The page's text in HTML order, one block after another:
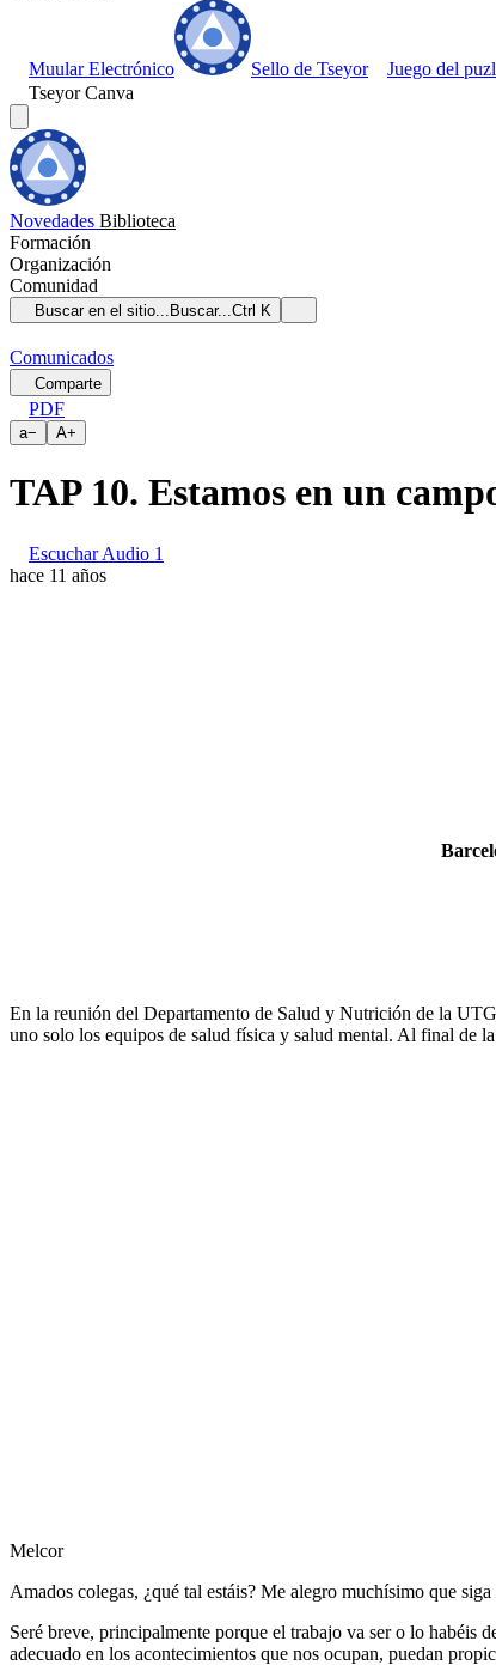
Muular Electrónico Sello de Tseyor
Juego del
Tseyor Canva
Novedades Biblioteca
Formación
Organización
Comunidad
Buscar en el sitio... Buscar...Ctrl K
Comunicados
Comparte
PDF
a− A+
TAP 10. Estamos en un
Escuchar Audio 1
hace 11 años
En la reunión del Departamento de Salud y Nutrición de la
uno solo los equipos de salud física y salud mental. Al final de
Melcor
Amados colegas, ¿qué tal estáis? Me alegro muchísimo que
Seré breve, principalmente porque el trabajo va ser o lo habéis
adecuado en los acontecimientos que nos ocupan, puedan